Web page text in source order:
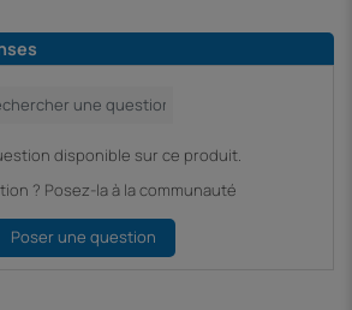
disponible sur ce produit.
? Posez-la à la communauté
Poser une question